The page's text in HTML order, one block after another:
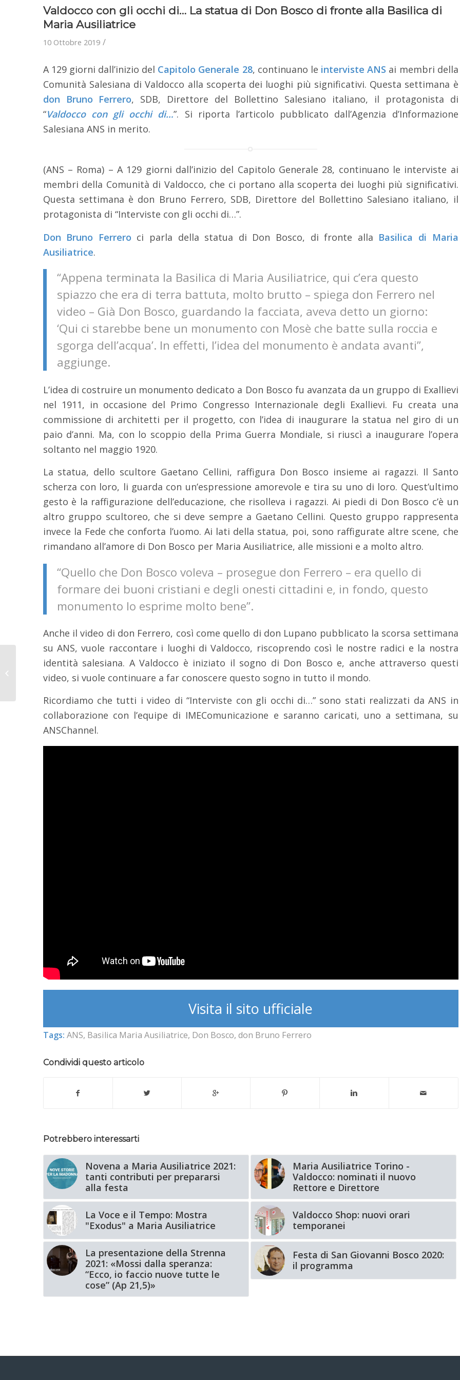
Valdocco con gli occhi di… La statua di Don Bosco di fronte alla Basilica di
Maria Ausiliatrice
10 Ottobre 2019 /
A 129 giorni dall’inizio del Capitolo Generale 28, continuano le interviste ANS ai membri della
Comunità Salesiana di Valdocco alla scoperta dei luoghi più significativi. Questa settimana è
don Bruno Ferrero, SDB, Direttore del Bollettino Salesiano italiano, il protagonista di
“Valdocco con gli occhi di…”. Si riporta l’articolo pubblicato dall’Agenzia d’Informazione
Salesiana ANS in merito.
(ANS – Roma) – A 129 giorni dall’inizio del Capitolo Generale 28, continuano le interviste ai
membri della Comunità di Valdocco, che ci portano alla scoperta dei luoghi più significativi.
Questa settimana è don Bruno Ferrero, SDB, Direttore del Bollettino Salesiano italiano, il
protagonista di “Interviste con gli occhi di…”.
Don Bruno Ferrero ci parla della statua di Don Bosco, di fronte alla Basilica di Maria
Ausiliatrice.
“Appena terminata la Basilica di Maria Ausiliatrice, qui c’era questo
spiazzo che era di terra battuta, molto brutto – spiega don Ferrero nel
video – Già Don Bosco, guardando la facciata, aveva detto un giorno:
‘Qui ci starebbe bene un monumento con Mosè che batte sulla roccia e
sgorga dell’acqua’. In effetti, l’idea del monumento è andata avanti”,
aggiunge.
L’idea di costruire un monumento dedicato a Don Bosco fu avanzata da un gruppo di Exallievi
nel 1911, in occasione del Primo Congresso Internazionale degli Exallievi. Fu creata una
commissione di architetti per il progetto, con l’idea di inaugurare la statua nel giro di un
paio d’anni. Ma, con lo scoppio della Prima Guerra Mondiale, si riuscì a inaugurare l’opera
soltanto nel maggio 1920.
La statua, dello scultore Gaetano Cellini, raffigura Don Bosco insieme ai ragazzi. Il Santo
scherza con loro, li guarda con un’espressione amorevole e tira su uno di loro. Quest’ultimo
gesto è la raffigurazione dell’educazione, che risolleva i ragazzi. Ai piedi di Don Bosco c’è un
altro gruppo scultoreo, che si deve sempre a Gaetano Cellini. Questo gruppo rappresenta
invece la Fede che conforta l’uomo. Ai lati della statua, poi, sono raffigurate altre scene, che
rimandano all’amore di Don Bosco per Maria Ausiliatrice, alle missioni e a molto altro.
“Quello che Don Bosco voleva – prosegue don Ferrero – era quello di
formare dei buoni cristiani e degli onesti cittadini e, in fondo, questo
monumento lo esprime molto bene”.
Anche il video di don Ferrero, così come quello di don Lupano pubblicato la scorsa settimana
su ANS, vuole raccontare i luoghi di Valdocco, riscoprendo così le nostre radici e la nostra
identità salesiana. A Valdocco è iniziato il sogno di Don Bosco e, anche attraverso questi
video, si vuole continuare a far conoscere questo sogno in tutto il mondo.
Ricordiamo che tutti i video di “Interviste con gli occhi di…” sono stati realizzati da ANS in
collaborazione con l’equipe di IMEComunicazione e saranno caricati, uno a settimana, su
ANSChannel.
Visita il sito ufficiale
Tags: ANS, Basilica Maria Ausiliatrice, Don Bosco, don Bruno Ferrero
Condividi questo articolo
Potrebbero interessarti
Novena a Maria Ausiliatrice 2021:
tanti contributi per prepararsi
alla festa
Maria Ausiliatrice Torino -
Valdocco: nominati il nuovo
Rettore e Direttore
La Voce e il Tempo: Mostra
"Exodus" a Maria Ausiliatrice
Valdocco Shop: nuovi orari
temporanei
La presentazione della Strenna
2021: «Mossi dalla speranza:
“Ecco, io faccio nuove tutte le
cose” (Ap 21,5)»
Festa di San Giovanni Bosco 2020:
il programma
«Exodus», ciclo
pittorico di Safet Zec in
mostra a Maria